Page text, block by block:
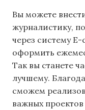
Вы можете
журналистику,
через систему
оформить
Так вы станете
лучшему.
сможем
важных